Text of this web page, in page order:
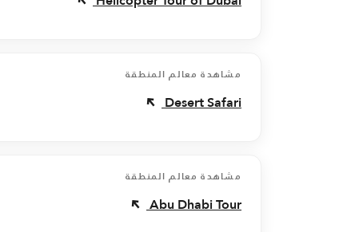
مشاهدة معالم المنطقة
Desert Safari
مشاهدة معالم المنطقة
Abu Dhabi Tour